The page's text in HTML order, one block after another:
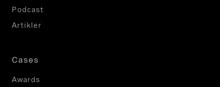
Podcast
Artikler
Cases
Awards